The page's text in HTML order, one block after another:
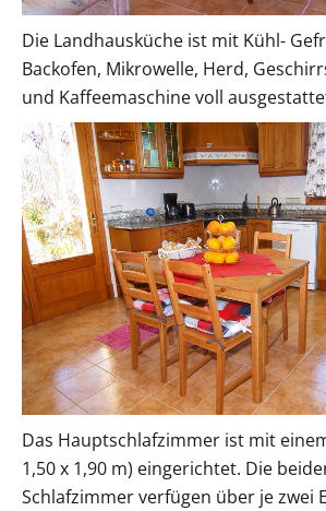
Die Landhausküche ist mit Kühl-
Backofen, Mikrowelle, Herd,
und Kaffeemaschine voll
Das Hauptschlafzimmer ist mit
1,50 x 1,90 m) eingerichtet. Die
Schlafzimmer verfügen über je zwei